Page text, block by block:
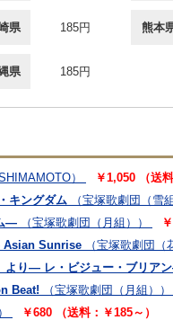
県 185円 熊本
県 185円
）
￥1,050 （送
キングダム
（宝塚歌劇団（雪
―
（宝塚歌劇団（月組））
Asian Sunrise
（宝塚歌劇団（
より― レ・ビジュー・ブリア
Beat!
（宝塚歌劇団（月組））
￥680 （送料：￥185～）